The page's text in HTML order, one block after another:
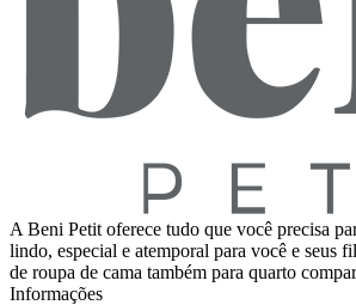
A Beni Petit oferece tudo que você precisa
lindo, especial e atemporal para você e seus
de roupa de cama também para quarto
Informações